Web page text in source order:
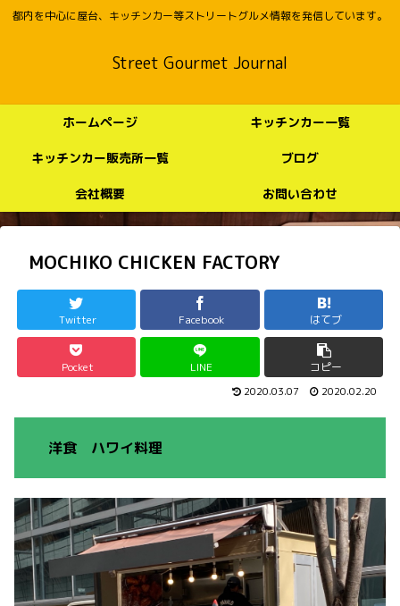
都内を中心に屋台、キッチンカー等ストリートグルメ情報を発信しています。
Street Gourmet Journal
ホームページ キッチンカー一覧
キッチンカー販売所一覧 ブログ
会社概要 お問い合わせ
MOCHIKO CHICKEN FACTORY
Twitter Facebook はてブ
Pocket LINE コピー
2020.03.07 2020.02.20
洋食 ハワイ料理